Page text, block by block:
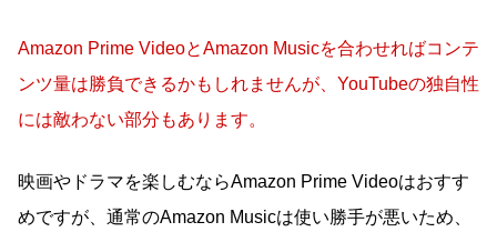
Amazon Prime VideoとAmazon Musicを合わせればコンテ
ンツ量は勝負できるかもしれませんが、YouTubeの独自性
には敵わない部分もあります。
映画やドラマを楽しむならAmazon Prime Videoはおすす
めですが、通常のAmazon Musicは使い勝手が悪いため、